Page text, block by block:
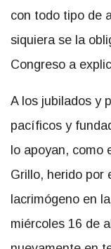
con todo tipo de
siquiera se la
Congreso a
A los jubilados y
pacíficos y
lo apoyan, como
Grillo, herido por
lacrimógeno en
miércoles 16 de